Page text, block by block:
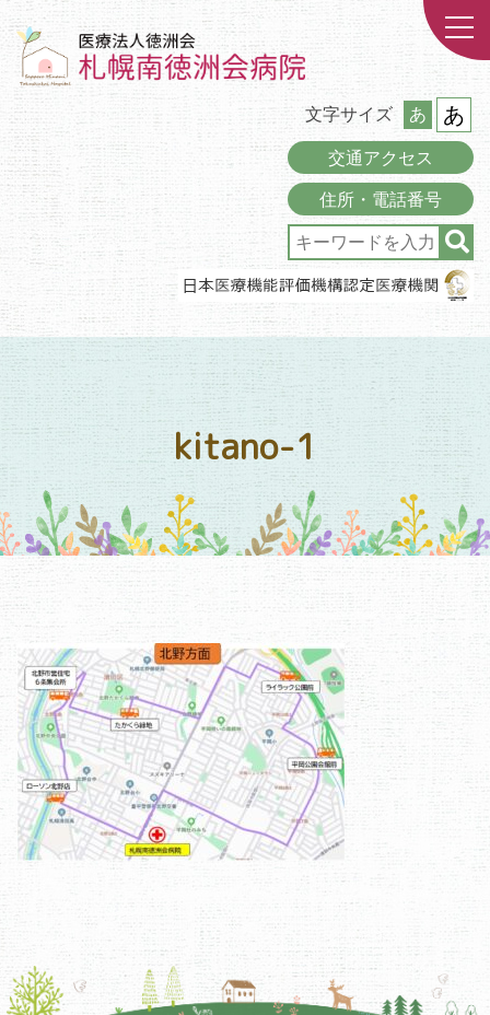
文字サイズ あ あ
交通アクセス
住所・電話番号
kitano-1